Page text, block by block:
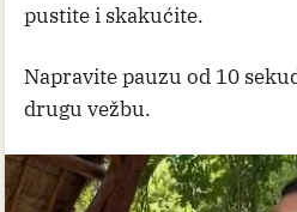
pustite i skakućite.
Napravite pauzu od 10
drugu vežbu.